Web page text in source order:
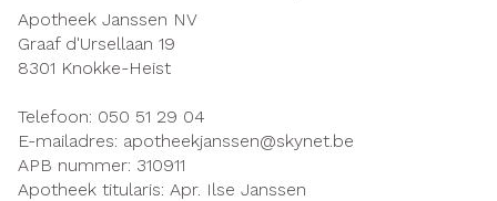
Apotheek Janssen NV
Graaf d'Ursellaan 19
8301 Knokke-Heist
Telefoon: 050 51 29 04
E-mailadres: apotheekjanssen@skynet.be
APB nummer: 310911
Apotheek titularis: Apr. Ilse Janssen